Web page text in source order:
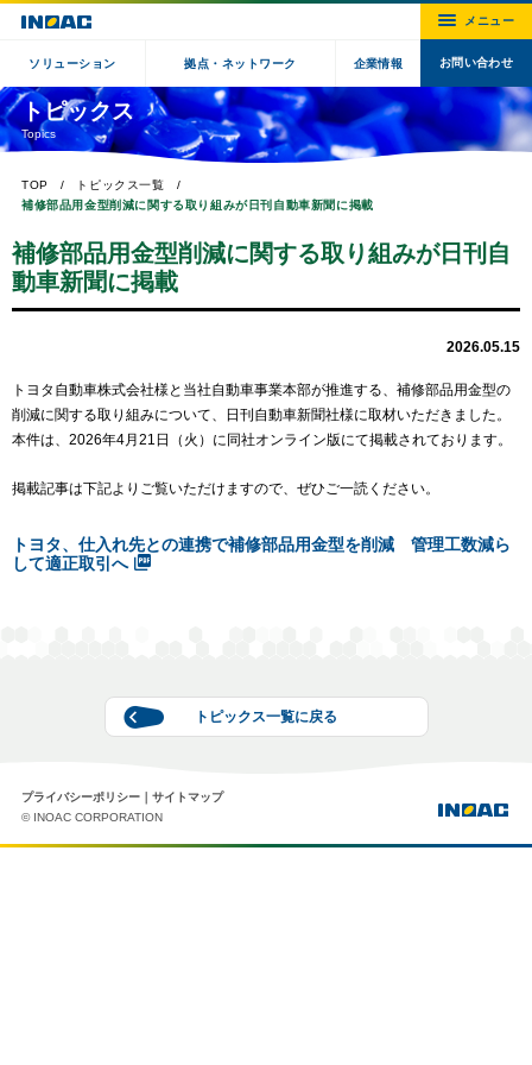
ソリューション 拠点・ネットワーク 企業情報 お問い合わせ
トピックス
Topics
TOP
トピックス一覧
補修部品用金型削減に関する取り組みが日刊自動車新聞に掲載
補修部品用金型削減に関する取り組みが日刊自
動車新聞に掲載
2026.05.15
トヨタ自動車株式会社様と当社自動車事業本部が推進する、補修部品用金型の
削減に関する取り組みについて、日刊自動車新聞社様に取材いただきました。
本件は、2026年4月21日（火）に同社オンライン版にて掲載されております。
掲載記事は下記よりご覧いただけますので、ぜひご一読ください。
トヨタ、仕入れ先との連携で補修部品用金型を削減 管理工数減ら
して適正取引へ
トピックス一覧に戻る
プライバシーポリシー
サイトマップ
© INOAC CORPORATION